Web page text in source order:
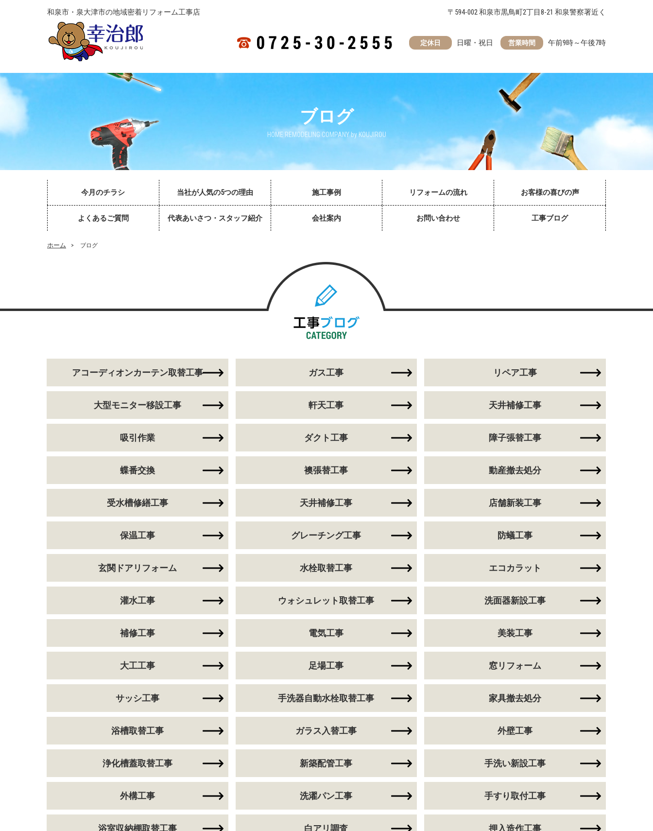
和泉市・泉大津市の地域密着リフォーム工事店 〒594-002 和泉市黒鳥町2丁目8-21 和泉警察署近く
営業時間 午前9時～午後7時
定休日 日曜・祝日
ブログ
HOME REMODELING COMPANY by KOUJIROU
今月のチラシ 当社が人気の5つの理由 施工事例 リフォームの流れ お客様の喜びの声
よくあるご質問 代表あいさつ・スタッフ紹介 会社案内 お問い合わせ 工事ブログ
ホーム > ブログ
アコーディオンカーテン取替工事 ガス工事 リペア工事
大型モニター移設工事 軒天工事 天井補修工事
吸引作業 ダクト工事 障子張替工事
蝶番交換 襖張替工事 動産撤去処分
受水槽修繕工事 天井補修工事 店舗新装工事
保温工事 グレーチング工事 防蟻工事
玄関ドアリフォーム 水栓取替工事 エコカラット
灌水工事 ウォシュレット取替工事 洗面器新設工事
補修工事 電気工事 美装工事
大工工事 足場工事 窓リフォーム
サッシ工事 手洗器自動水栓取替工事 家具撤去処分
浴槽取替工事 ガラス入替工事 外壁工事
浄化槽蓋取替工事 新築配管工事 手洗い新設工事
外構工事 洗濯パン工事 手すり取付工事
浴室収納棚取替工事 白アリ調査 押入造作工事